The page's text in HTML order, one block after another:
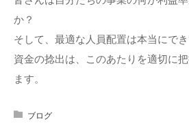
か？
そして、最適な人員配置は本当にで
資金の捻出は、このあたりを適切に
ます。
ブログ